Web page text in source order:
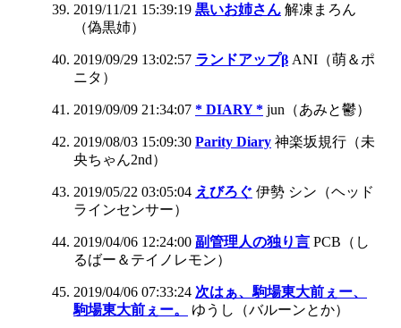
2019/11/21 15:39:19 黒いお姉さん 解凍まろん
（偽黒姉）
2019/09/29 13:02:57 ランドアップβ ANI（萌＆ポ
ニタ）
2019/09/09 21:34:07 * DIARY * jun（あみと鬱）
2019/08/03 15:09:30 Parity Diary 神楽坂規行（未
央ちゃん2nd）
2019/05/22 03:05:04 えびろぐ 伊勢 シン（ヘッド
ラインセンサー）
2019/04/06 12:24:00 副管理人の独り言 PCB（し
るばー＆テイノレモン）
2019/04/06 07:33:24 次はぁ、駒場東大前ぇー、
駒場東大前ぇー。
ゆうし（バルーンとか）